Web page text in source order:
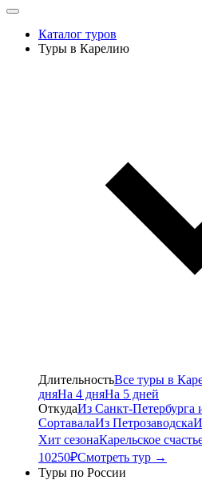
Каталог туров
Туры в Карелию
ДлительностьВсе туры в
дняНа 4 дняНа 5 дней
ОткудаИз Санкт-Петербурга
СортавалаИз Петрозаводска
Хит сезонаКарельское
10250₽Смотреть тур →
Туры по России